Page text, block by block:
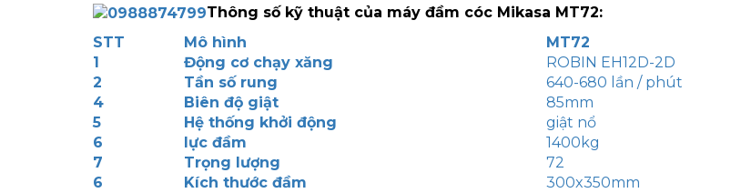
Thông số kỹ thuật của máy đầm cóc Mikasa MT72:
STT
Mô hình
MT72
1
Động cơ chạy xăng
ROBIN EH12D-2D
2
Tần số rung
640-680 lần / phút
4
Biên độ giật
85mm
5
Hệ thống khởi động
giật nổ
6
lực đầm
1400kg
7
Trọng lượng
72
6
Kích thước đầm
300x350mm